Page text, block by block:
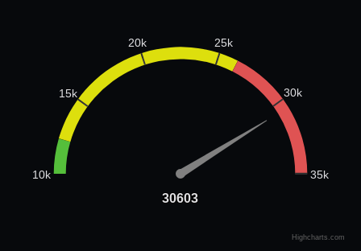
30603
30603
10k
15k
20k 25k
30k
35k
Highcharts.com